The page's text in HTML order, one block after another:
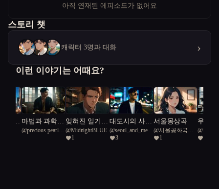
아직 연재된 에피소드가 없어요
스토리 챗
캐릭터 3명과 대화 ›
이런 이야기는 어때요?
마법과 과학의
조화
@precious pearl
잊혀진 일기와
영웅들의 서사
시
@MidnightBLUE
1
대도시의 사랑
법
@seoul_and_me
3
서울몽상곡
@서울공화국일
급시민
1
우주
감: 암
쇠
@